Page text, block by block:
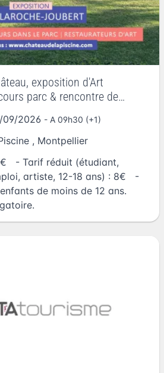
exposition d'Art
parc & rencontre de
09/2026 - A 09h30 (+1)
, Montpellier
- Tarif réduit (étudiant,
artiste, 12-18 ans) : 8€ -
de moins de 12 ans.